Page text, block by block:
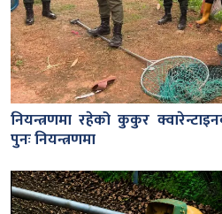
नियन्त्रणमा रहेको कुकुर
पुनः नियन्त्रणमा